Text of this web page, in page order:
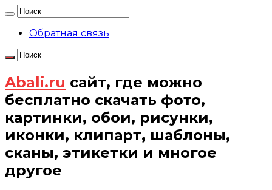
Обратная связь
Abali.ru сайт, где можно
бесплатно скачать фото,
картинки, обои, рисунки,
иконки, клипарт, шаблоны,
сканы, этикетки и многое
другое